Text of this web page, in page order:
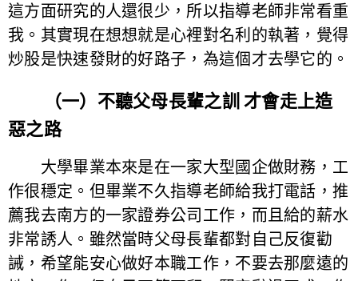
這方面研究的人還很少，所以指導老師非常看重
我。其實現在想想就是心裡對名利的執著，覺得
炒股是快速發財的好路子，為這個才去學它的。
（一）不聽父母長輩之訓 才會走上造
惡之路
大學畢業本來是在一家大型國企做財務，工
作很穩定。但畢業不久指導老師給我打電話，推
薦我去南方的一家證券公司工作，而且給的薪水
非常誘人。雖然當時父母長輩都對自己反復勸
誡，希望能安心做好本職工作，不要去那麼遠的